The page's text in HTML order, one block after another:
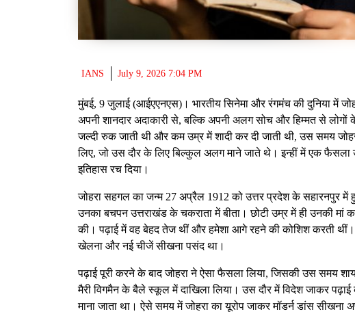
IANS July 9, 2026 7:04 PM
मुंबई, 9 जुलाई (आईएएनएस)। भारतीय सिनेमा और रंगमंच की दुनिया में
अपनी शानदार अदाकारी से, बल्कि अपनी अलग सोच और हिम्मत से
जल्दी रुक जाती थी और कम उम्र में शादी कर दी जाती थी, उस समय
लिए, जो उस दौर के लिए बिल्कुल अलग माने जाते थे। इन्हीं में एक फैसला
इतिहास रच दिया।
जोहरा सहगल का जन्म 27 अप्रैल 1912 को उत्तर प्रदेश के सहारनपुर में
उनका बचपन उत्तराखंड के चकराता में बीता। छोटी उम्र में ही उनकी मां
की। पढ़ाई में वह बेहद तेज थीं और हमेशा आगे रहने की कोशिश करती
खेलना और नई चीजें सीखना पसंद था।
पढ़ाई पूरी करने के बाद जोहरा ने ऐसा फैसला लिया, जिसकी उस समय
मैरी विगमैन के बैले स्कूल में दाखिला लिया। उस दौर में विदेश जाकर
माना जाता था। ऐसे समय में जोहरा का यूरोप जाकर मॉडर्न डांस